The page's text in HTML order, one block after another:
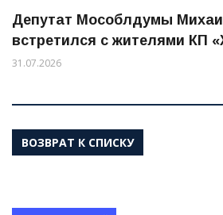
Депутат Мособлдумы
встретился с жителями КП
31.07.2026
ВОЗВРАТ К СПИСКУ